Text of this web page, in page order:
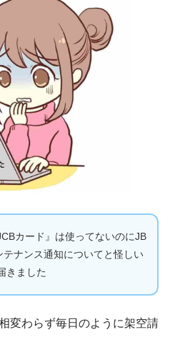
カード』は使ってないのにJB
テナンス通知についてと怪しい
きました
変わらず毎日のように架空請